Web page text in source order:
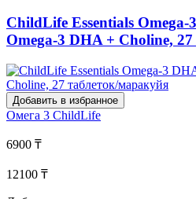
ChildLife Essentials
Omega-3 DHA + Choline,
Добавить в избранное
Омега 3 ChildLife
6900 ₸
12100 ₸